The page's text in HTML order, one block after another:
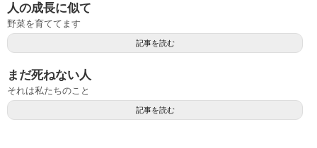
人の成長に似て
野菜を育ててます
記事を読む
まだ死ねない人
それは私たちのこと
記事を読む